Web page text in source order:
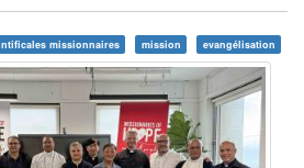
missionnaires mission evangélisation